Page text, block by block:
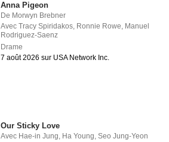
Anna Pigeon
De Morwyn Brebner
AvecTracy Spiridakos, Ronnie Rowe, Manuel
Rodriguez-Saenz
Drame
7 août 2026 sur USA Network Inc.
Our Sticky Love
Avec Hae-in Jung, Ha Young,Seo Jung-Yeon